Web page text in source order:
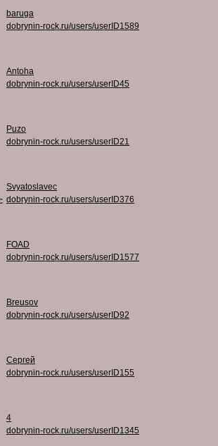
baruga
dobrynin-rock.ru/users/userID1589
Antoha
dobrynin-rock.ru/users/userID45
Puzo
dobrynin-rock.ru/users/userID21
Svyatoslavec
dobrynin-rock.ru/users/userID376
FOAD
dobrynin-rock.ru/users/userID1577
Breusov
dobrynin-rock.ru/users/userID92
Сергей
dobrynin-rock.ru/users/userID155
4
dobrynin-rock.ru/users/userID1345